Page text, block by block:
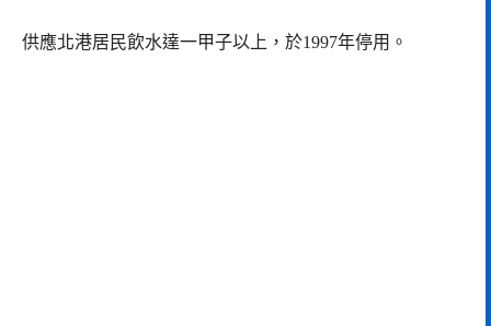
供應北港居民飲水達一甲子以上，於1997年停用。